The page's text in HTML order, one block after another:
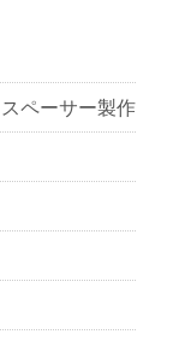
ペーサー製作